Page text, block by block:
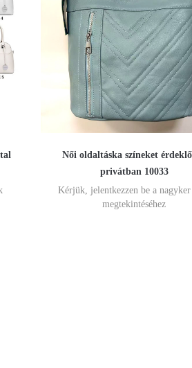
Női oldaltáska színeket
privátban 10033
Kérjük, jelentkezzen be a
megtekintéséhez